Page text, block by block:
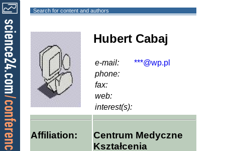
Search for content and authors
Hubert Cabaj
e-mail:
***@wp.pl
phone:
fax:
web:
interest(s):
Affiliation:
Centrum Medyczne
Kształcenia